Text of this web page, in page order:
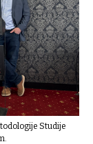
Studije